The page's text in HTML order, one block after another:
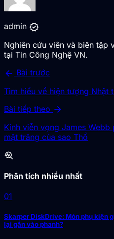
admin verified
Nghiên cứu viên và biên tập
tại Tin Công Nghệ VN.
arrow_back Bài trước
Tìm hiểu về hiện tượng Nhật
Bài tiếp theo arrow_forward
Kính viễn vọng James
mặt trăng của sao Thổ
troubleshoot
Phân tích nhiều nhất
01
Skarper DiskDrive: Món phụ kiện
lại gắn vào phanh?